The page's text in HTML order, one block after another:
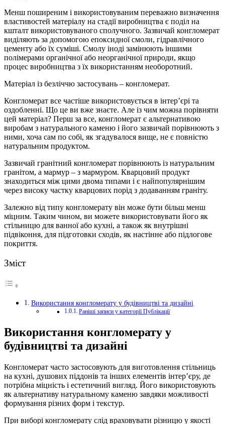
Менш поширеним і використовуваним переважно визначення
властивостей матеріалу на стадії виробництва є поділ на
кшталт використовуваного сполучного. Зазвичай конгломерат
виділяють за допомогою епоксидної смоли, гідравлічного
цементу або їх суміші. Смолу іноді замінюють іншими
полімерами органічної або неорганічної природи, якщо
процес виробництва з їх використанням необоротний.
Матеріал із безліччю застосувань – конгломерат.
Конгломерат все частіше використовується в інтер’єрі та
оздобленні. Що це ви вже знаєте. Але із чим можна порівняти
цей матеріал? Перш за все, конгломерат є альтернативою
виробам з натурального каменю і його зазвичай порівнюють з
ними, хоча сам по собі, як згадувалося вище, не є повністю
натуральним продуктом.
Зазвичай гранітний конгломерат порівнюють із натуральним
гранітом, а мармур – з мармуром. Кварцовий продукт
знаходиться між цими двома типами і є найпопулярнішим
через високу частку кварцових порід з додаванням граніту.
Залежно від типу конгломерату він може бути більш менш
міцним. Таким чином, ви можете використовувати його як
стільницю для ванної або кухні, а також як внутрішні
підвіконня, для підготовки сходів, як настінне або підлогове
покриття.
Зміст
Використання конгломерату у будівництві та дизайні
Раніші записи у категорії Публікації
Використання конгломерату у
будівництві та дизайні
Конгломерат часто застосовують для виготовлення стільниць
на кухні, душових піддонів та інших елементів інтер’єру, де
потрібна міцність і естетичний вигляд. Його використовують
як альтернативу натуральному каменю завдяки можливості
формування різних форм і текстур.
При виборі конгломерату слід враховувати різницю у якості